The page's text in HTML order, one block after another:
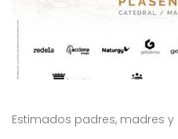
Estimados padres, madres y